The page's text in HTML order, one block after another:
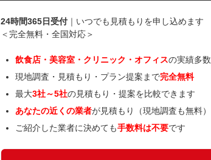
24時間365日受付｜いつでも見積もりを申し込めます
＜完全無料・全国対応＞
飲食店・美容室・クリニック・オフィスの実績多数
現地調査・見積もり・プラン提案まで完全無料
最大3社～5社の見積もり・提案を比較できます
あなたの近くの業者が見積もり（現地調査も無料）
ご紹介した業者に決めても手数料は不要です